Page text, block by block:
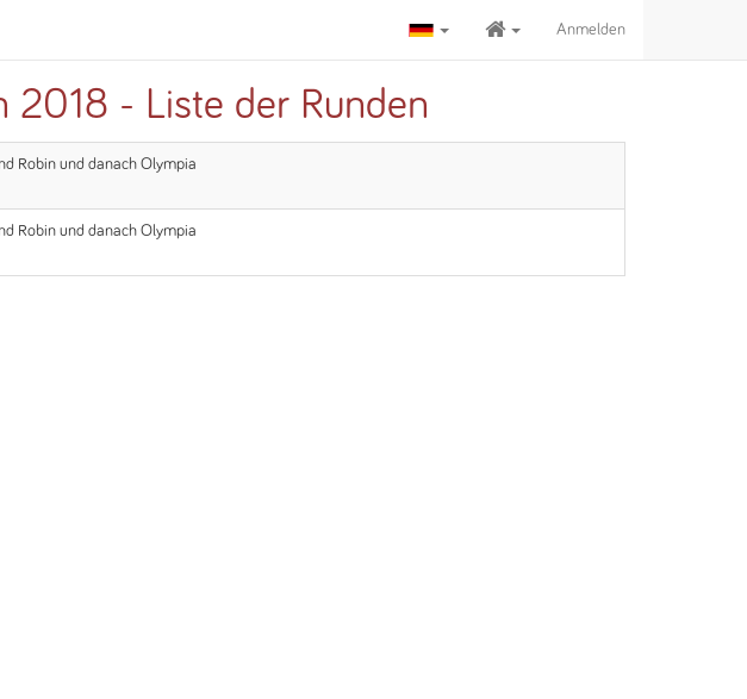
Anmelden
2018 - Liste der Runden
Robin und danach Olympia
Robin und danach Olympia